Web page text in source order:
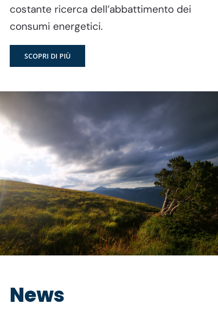
costante ricerca dell’abbattimento dei
consumi energetici.
SCOPRI DI PIÙ
News